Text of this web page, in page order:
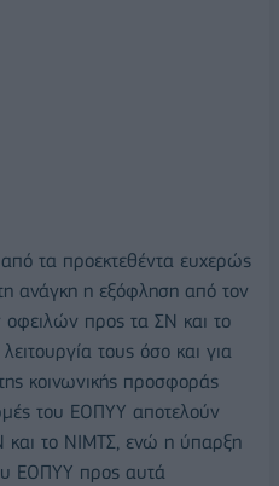
τα προεκτεθέντα ευχερώς
ανάγκη η εξόφληση από τον
προς τα ΣΝ και το
τους όσο και για
κοινωνικής προσφοράς
του ΕΟΠΥΥ αποτελούν
και το ΝΙΜΤΣ, ενώ η ύπαρξη
ΕΟΠΥΥ προς αυτά